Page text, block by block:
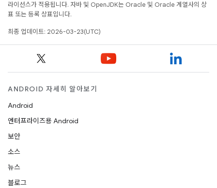
라이선스가 적용됩니다. 자바 및 OpenJDK는 Oracle 및 Oracle 계열사의 상
표 또는 등록 상표입니다.
최종 업데이트: 2026-03-23(UTC)
ANDROID 자세히 알아보기
Android
엔터프라이즈용 Android
보안
소스
뉴스
블로그